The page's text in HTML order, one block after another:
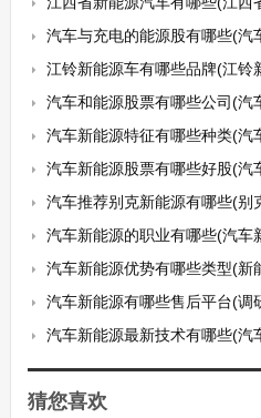
汽车与充电的能源股有哪些(汽
江铃新能源车有哪些品牌(江铃
汽车和能源股票有哪些公司(汽
汽车新能源特征有哪些种类(汽
汽车新能源股票有哪些好股(汽
汽车推荐别克新能源有哪些(别
汽车新能源的职业有哪些(汽车
汽车新能源优势有哪些类型(新能源
汽车新能源有哪些售后平台(调
汽车新能源最新技术有哪些(汽
猜您喜欢